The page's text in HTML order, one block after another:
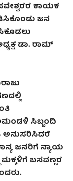
ಕಾಯಕ
ಜನ
ಡಾ. ರಾಮ್
ಸಿಬ್ಬಂದಿ
ಅನುಸರಿಸಿದರೆ
ಜನರಿಗೆ ನ್ಯಾಯ
ಬಸವಣ್ಣರ